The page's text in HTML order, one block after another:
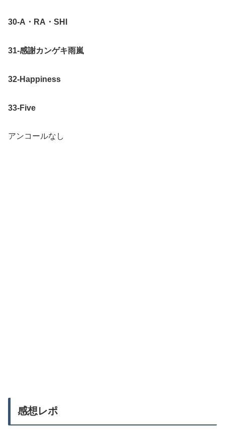
30-A・RA・SHI
31-感謝カンゲキ雨嵐
32-Happiness
33-Five
アンコールなし
感想レポ